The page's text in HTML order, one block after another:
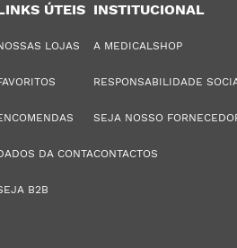
ÚTEIS
LOJAS
DA CONTA
B2B
INSTITUCIONAL
A MEDICALSHOP
RESPONSABILIDADE
SEJA NOSSO
CONTACTOS